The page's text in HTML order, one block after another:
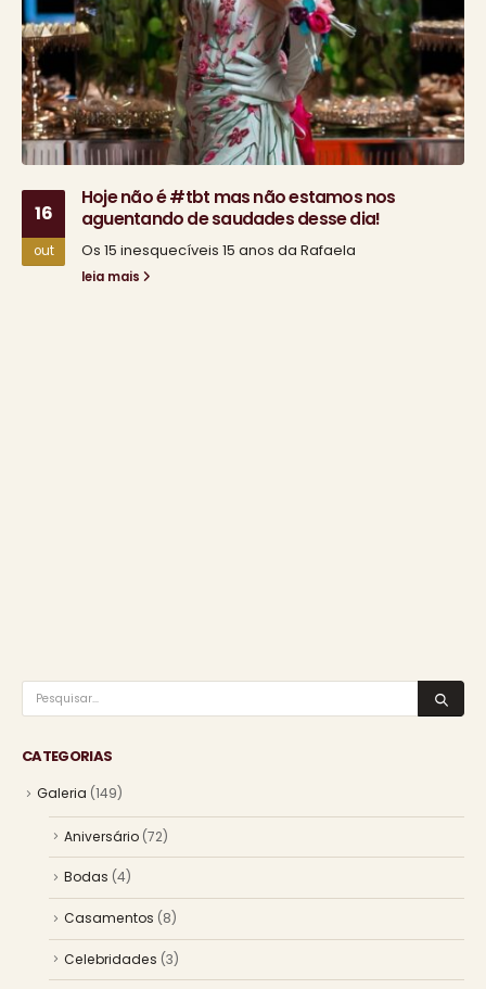
16
out
Hoje não é #tbt mas não estamos nos
aguentando de saudades desse dia!
Os 15 inesquecíveis 15 anos da Rafaela
leia mais
CATEGORIAS
Galeria (149)
Aniversário (72)
Bodas (4)
Casamentos (8)
Celebridades (3)